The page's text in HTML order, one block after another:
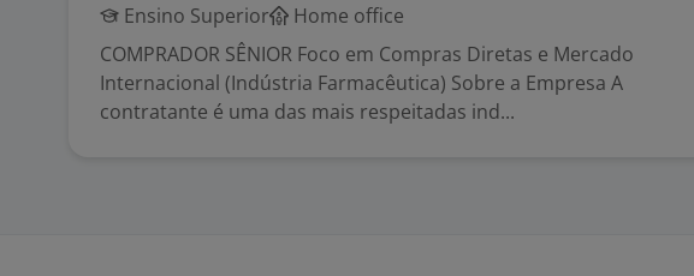
Ensino Superior
Home office
COMPRADOR SÊNIOR Foco em Compras Diretas e Mercado
Internacional (Indústria Farmacêutica) Sobre a Empresa A
contratante é uma das mais respeitadas ind...